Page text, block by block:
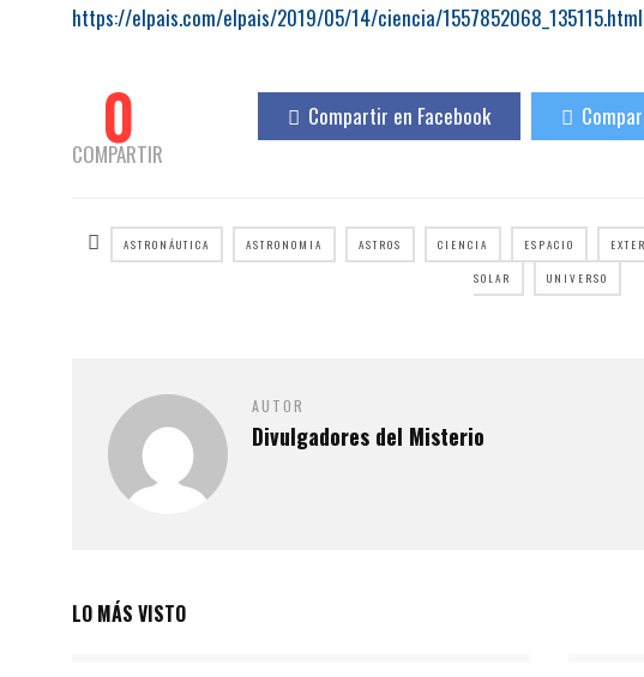
https://elpais.com/elpais/2019/05/14/ciencia/1557852068_135115.html
0
COMPARTIR
Compartir en Facebook
ASTRONÁUTICA ASTRONOMIA ASTROS CIENCIA ESPACIO
SOLAR
UNIVERSO
AUTOR
Divulgadores del Misterio
LO MÁS VISTO